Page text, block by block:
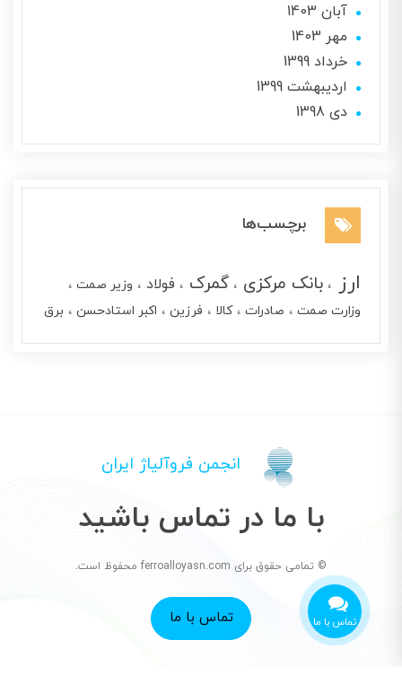
آبان 1403
مهر 1403
خرداد 1399
ارديبهشت 1399
دی 1398
برچسب‌ها
ارز بانک مرکزی گمرک فولاد
وزیر صمت
وزارت صمت صادرات کالا فرزین اکبر استادحسن برق
تماس با ما
انجمن فروآلیاژ ایران
با ما در تماس باشید
© تمامی حقوق برای ferroalloyasn.com محفوظ است.
تماس با ما